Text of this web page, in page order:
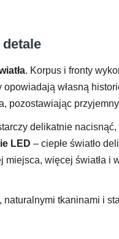
. Korpus i fronty
własną
pozostawiając przyjemny
delikatnie nacisnąć,
LED – ciepłe światło
więcej światła i
tkaninami i